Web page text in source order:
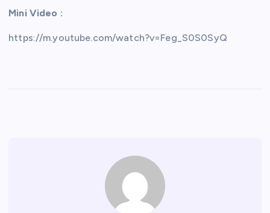
Mini Video :
https://m.youtube.com/watch?v=Feg_S0S0SyQ